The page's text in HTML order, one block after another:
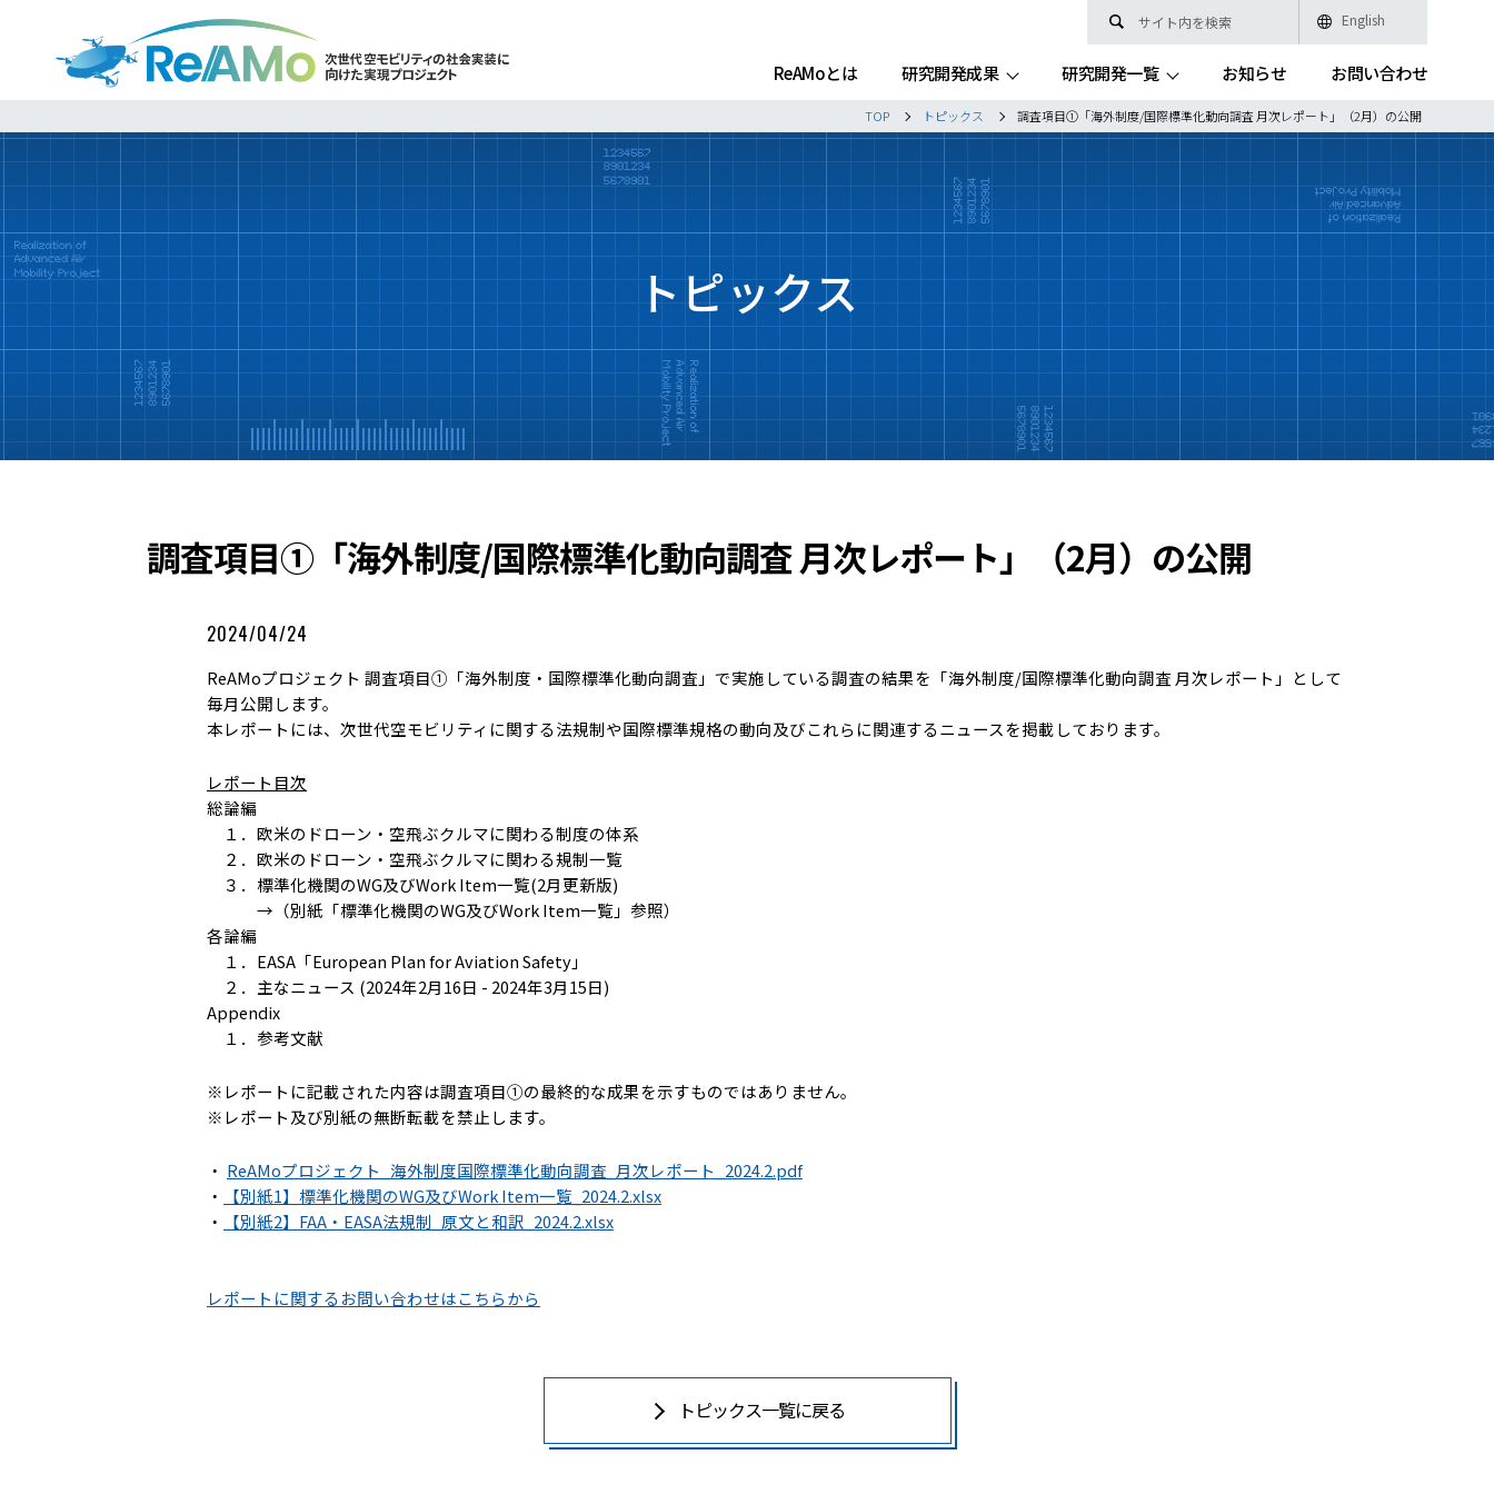
English
ReAMoとは 研究開発成果 研究開発一覧 お知らせ お問い合わせ
TOP トピックス 調査項目①「海外制度/国際標準化動向調査 月次レポート」（2月）の公開
トピックス
調査項目①「海外制度/国際標準化動向調査 月次レポート」（2月）の公開
2024/04/24
ReAMoプロジェクト 調査項目①「海外制度・国際標準化動向調査」で実施している調査の結果を「海外制度/国際標準化動向調査 月次レポート」として
毎月公開します。
本レポートには、次世代空モビリティに関する法規制や国際標準規格の動向及びこれらに関連するニュースを掲載しております。
レポート目次
総論編
１．欧米のドローン・空飛ぶクルマに関わる制度の体系
２．欧米のドローン・空飛ぶクルマに関わる規制一覧
３．標準化機関のWG及びWork Item一覧(2月更新版)
→（別紙「標準化機関のWG及びWork Item一覧」参照）
各論編
１．EASA「European Plan for Aviation Safety」
２．主なニュース (2024年2月16日 - 2024年3月15日)
Appendix
１．参考文献
※レポートに記載された内容は調査項目①の最終的な成果を示すものではありません。
※レポート及び別紙の無断転載を禁止します。
・ ReAMoプロジェクト_海外制度国際標準化動向調査_月次レポート_2024.2.pdf
・
【別紙1】標準化機関のWG及びWork Item一覧_2024.2.xlsx
・
【別紙2】FAA・EASA法規制_原文と和訳_2024.2.xlsx
レポートに関するお問い合わせはこちらから
トピックス一覧に戻る